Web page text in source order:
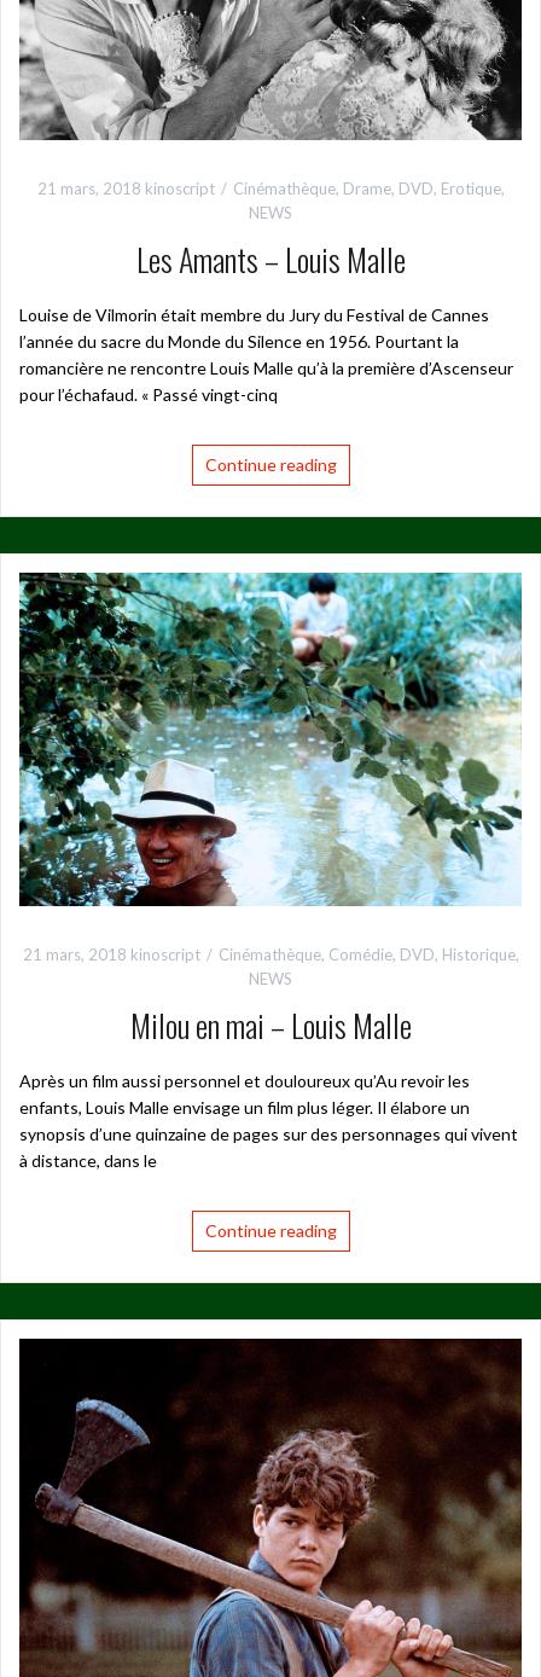
21 mars, 2018 kinoscript Cinémathèque, Drame, DVD, Erotique,
NEWS
Les Amants – Louis Malle
Louise de Vilmorin était membre du Jury du Festival de Cannes
l’année du sacre du Monde du Silence en 1956. Pourtant la
romancière ne rencontre Louis Malle qu’à la première d’Ascenseur
pour l’échafaud. « Passé vingt-cinq
Continue reading
21 mars, 2018 kinoscript Cinémathèque, Comédie, DVD, Historique,
NEWS
Milou en mai – Louis Malle
Après un film aussi personnel et douloureux qu’Au revoir les
enfants, Louis Malle envisage un film plus léger. Il élabore un
synopsis d’une quinzaine de pages sur des personnages qui vivent
à distance, dans le
Continue reading